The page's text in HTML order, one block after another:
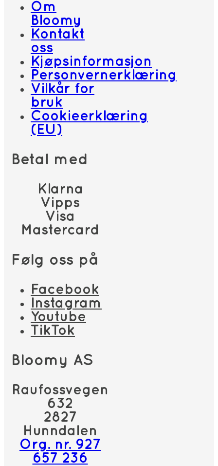
Om
Bloomy
Kontakt
oss
Kjøpsinformasjon
Personvernerklæring
Vilkår for
bruk
Cookieerklæring
(EU)
Betal med
Klarna
Vipps
Visa
Mastercard
Følg oss på
Facebook
Instagram
Youtube
TikTok
Bloomy AS
Raufossvegen
632
2827
Hunndalen
Org. nr. 927
657 236